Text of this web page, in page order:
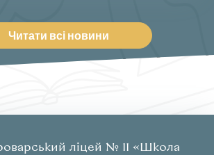
Читати всі новини
ліцей № 11 «Школа